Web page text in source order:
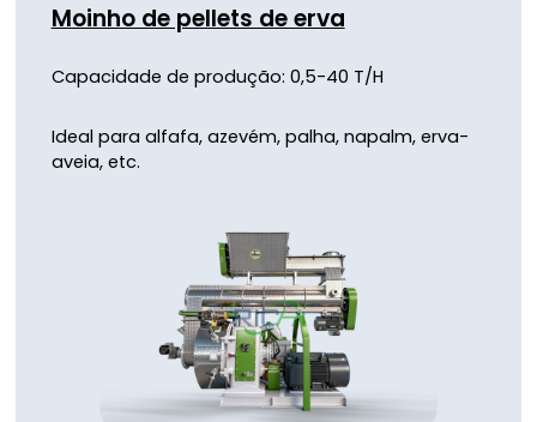
Moinho de pellets de erva
Capacidade de produção: 0,5-40 T/H
Ideal para alfafa, azevém, palha, napalm, erva-
aveia, etc.